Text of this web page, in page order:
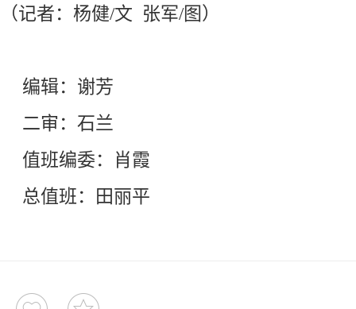
（记者：杨健/文 张军/图）
编辑：谢芳
二审：石兰
值班编委：肖霞
总值班：田丽平